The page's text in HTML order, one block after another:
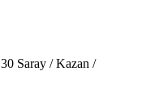
Saray / Kazan /